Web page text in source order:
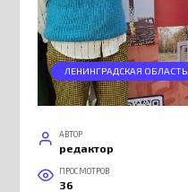
ЛЕНИНГРАДСКАЯ ОБЛАСТЬ
АВТОР
редактор
ПРОСМОТРОВ
36